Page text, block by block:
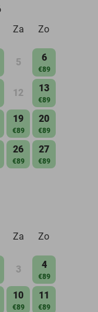
Za Zo
5 6
€89
12 13
€89
19
€89
20
€89
26
€89
27
€89
Za Zo
3 4
€89
10
€89
11
€89